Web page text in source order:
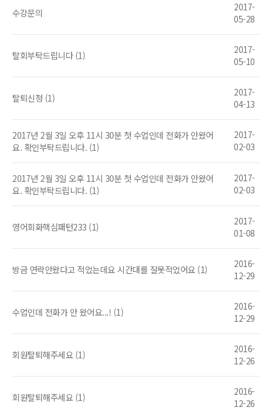
수강문의
2017-
05-28
탈회부탁드립니다 (1)
2017-
05-10
탈퇴신청 (1)
2017-
04-13
2017년 2월 3일 오후 11시 30분 첫 수업인데 전화가 안왔어
요. 확인부탁드립니다. (1)
2017-
02-03
2017년 2월 3일 오후 11시 30분 첫 수업인데 전화가 안왔어
요. 확인부탁드립니다. (1)
2017-
02-03
영어회화핵심패턴233 (1)
2017-
01-08
방금 연락안왔다고 적었는데요 시간대를 잘못적었어요 (1)
2016-
12-29
수업인데 전화가 안 왔어요...! (1)
2016-
12-29
회원탈퇴해주세요 (1)
2016-
12-26
회원탈퇴해주세요 (1)
2016-
12-26